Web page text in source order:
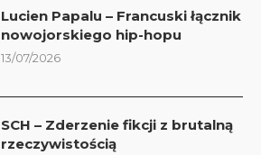
Lucien Papalu – Francuski łącznik
nowojorskiego hip-hopu
13/07/2026
SCH – Zderzenie fikcji z brutalną
rzeczywistością